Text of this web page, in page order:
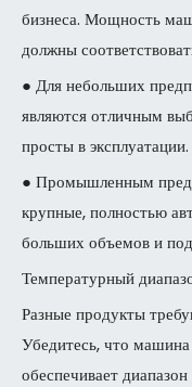
бизнеса. Мощность
должны
● Для небольших
являются отличным
просты в эксплуатации.
● Промышленным
крупные, полностью
больших объемов и
Температурный
Разные продукты
Убедитесь, что
обеспечивает